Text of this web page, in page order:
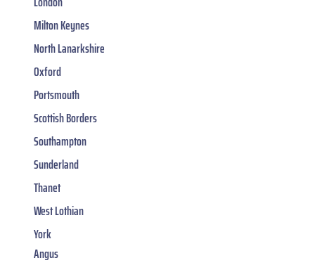
Milton Keynes
North Lanarkshire
Oxford
Portsmouth
Scottish Borders
Southampton
Sunderland
Thanet
West Lothian
York
Angus